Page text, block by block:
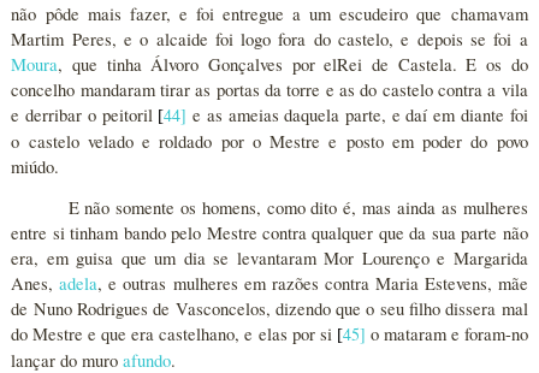
não pôde mais fazer, e foi entregue a um escudeiro que chamavam
Martim Peres, e o alcaide foi logo fora do castelo, e depois se foi a
Moura, que tinha Álvoro Gonçalves por elRei de Castela. E os do
concelho mandaram tirar as portas da torre e as do castelo contra a vila
e derribar o peitoril [44] e as ameias daquela parte, e daí em diante foi
o castelo velado e roldado por o Mestre e posto em poder do povo
miúdo.
E não somente os homens, como dito é, mas ainda as mulheres
entre si tinham bando pelo Mestre contra qualquer que da sua parte não
era, em guisa que um dia se levantaram Mor Lourenço e Margarida
Anes,adela, e outras mulheres em razões contra Maria Estevens, mãe
de Nuno Rodrigues de Vasconcelos, dizendo que o seu filho dissera mal
do Mestre e que era castelhano, e elas por si [45] o mataram e foram-no
lançar do muroafundo.